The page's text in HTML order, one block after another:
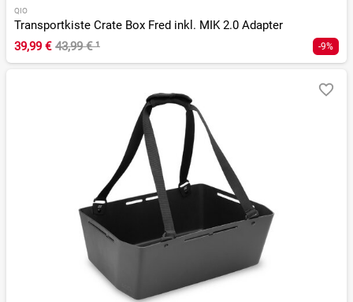
QIO
Transportkiste Crate Box Fred inkl. MIK 2.0 Adapter
39,99 € 43,99 €¹ -9%